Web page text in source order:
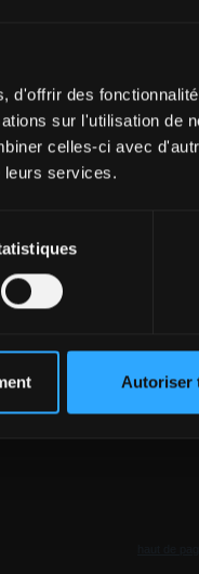
d'offrir des
sur l'utilisation de
celles-ci avec
leurs services.
Autoriser